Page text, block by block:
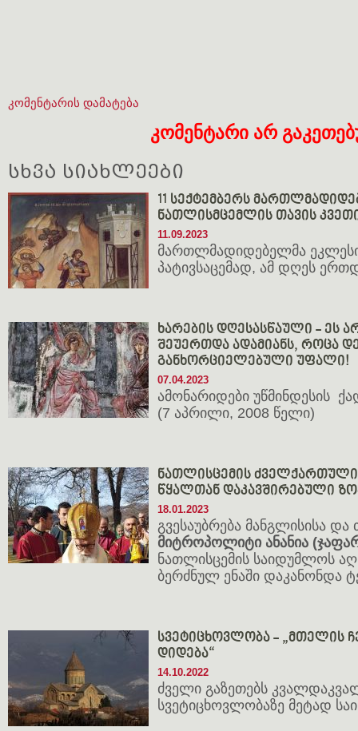
კომენტარის დამატება
კომენტარი არ
სხვა სიახლეები
11 სექტემბერს
ნათლისმცემლის თავის
11.09.2023
მართლმადიდებელმა
პატივსაცემად, ამ დღეს
ხარების დღესასწაული - ეს
შეუერთდა ადამიანს, როცა
განხორციელებული უფალი!
07.04.2023
ამონარიდები უწმინდესის
(7 აპრილი, 2008 წელი)
ნათლისცემის
წყალთან დაკავშირებული
18.01.2023
გვესაუბრება მანგლისისა
მიტროპოლიტი ანანია
ნათლისცემის საიდუმლოს
ბერძნულ ენაში დაკანონდა
სვეტიცხოვლობა - „მთელის
დიდება“
14.10.2022
ძველი გაზეთებს
სვეტიცხოვლობაზე მეტად